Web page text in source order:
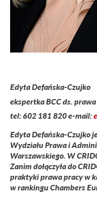
Edyta Defańska-Czujko
ekspertka BCC ds.
tel:602 181 820e-mail:
Edyta Defańska-Czujko
Wydziału Prawa i
Warszawskiego. W
Zanim dołączyła do
praktyki prawa pracy w
w rankingu Chambers